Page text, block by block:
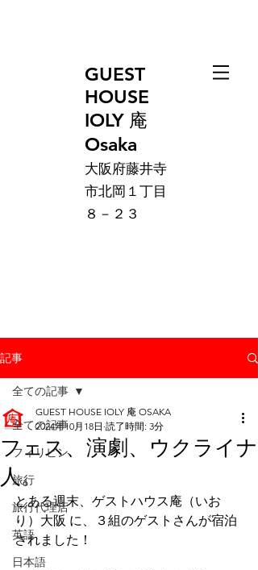
GUEST
HOUSE
IOLY 庵
Osaka
大阪府藤井寺
市北岡１丁目
８－２３
記事
全ての記事
フィリピン
旅行
旅行代理店
英語
日本語
全ての記事
フェス、演劇、ウクライナ
人。
GUEST HOUSE IOLY 庵 OSAKA
2024年10月18日 読了時間: 3分
とある週末、ゲストハウス庵（いお
り）大阪 に、３組のゲストさんが宿泊
されました！